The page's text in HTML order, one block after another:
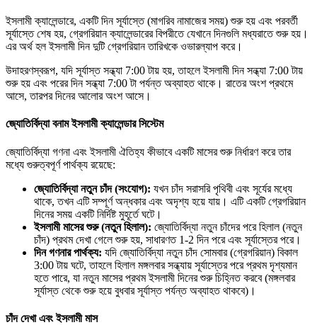
ইসলামী ক্যালেন্ডারে, একটি দিন সূর্যাস্তে (মাগরিব নামাজের সময়) শুরু হয় এবং পরবর্তী
সূর্যাস্তে শেষ হয়, গ্রেগরিয়ান ক্যালেন্ডারের বিপরীতে যেখানে দিনগুলি মধ্যরাতে শুরু হয়।
এর অর্থ হল ইসলামী দিন দুটি গ্রেগরিয়ান তারিখকে ওভারল্যাপ করে।
উদাহরণস্বরূপ, যদি সূর্যাস্ত সন্ধ্যা 7:00 টায় হয়, তাহলে ইসলামী দিন সন্ধ্যা 7:00 টায়
শুরু হয় এবং পরের দিন সন্ধ্যা 7:00 টা পর্যন্ত অব্যাহত থাকে। রাতের অংশ প্রথমে
আসে, তারপর দিনের আলোর অংশ আসে।
জ্যোতির্বিদ্যা বনাম ইসলামী ক্যালেন্ডার সিস্টেম
জ্যোতির্বিদ্যা গণনা এবং ইসলামী ঐতিহ্য কীভাবে একটি মাসের শুরু নির্ধারণ করে তার
মধ্যে গুরুত্বপূর্ণ পার্থক্য রয়েছে:
জ্যোতির্বিদ্যা নতুন চাঁদ (সংযোগ): যখন চাঁদ সরাসরি পৃথিবী এবং সূর্যের মধ্যে
থাকে, তখন এটি সম্পূর্ণ অন্ধকার এবং অদৃশ্য হয়ে যায়। এটি একটি গ্রেগরিয়ান
দিনের সময় একটি নির্দিষ্ট মুহূর্তে ঘটে।
ইসলামী মাসের শুরু (নতুন হিলাল): জ্যোতির্বিদ্যা নতুন চাঁদের পরে হিলাল (নতুন
চাঁদ) প্রথম দেখা গেলে শুরু হয়, সাধারণত 1-2 দিন পরে এবং সূর্যাস্তের পরে।
দিন গণনার পার্থক্য: যদি জ্যোতির্বিদ্যা নতুন চাঁদ সোমবার (গ্রেগরিয়ান) বিকাল
3:00 টায় ঘটে, তাহলে হিলাল মঙ্গলবার সন্ধ্যায় সূর্যাস্তের পরে প্রথম দৃশ্যমান
হতে পারে, যা নতুন মাসের প্রথম ইসলামী দিনের শুরু চিহ্নিত করবে (মঙ্গলবার
সূর্যাস্ত থেকে শুরু হয়ে বুধবার সূর্যাস্ত পর্যন্ত অব্যাহত থাকবে)।
চাঁদ দেখা এবং ইসলামী মাস